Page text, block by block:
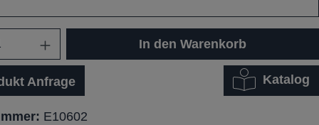
In den Warenkorb
Anfrage Katalog
E10602